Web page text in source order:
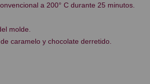
a 200° C durante 25 minutos.
molde.
caramelo y chocolate derretido.